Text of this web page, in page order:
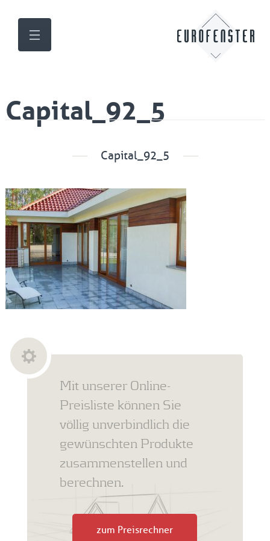
Capital_92_5
Capital_92_5
Mit unserer Online-
Preisliste können Sie
völlig unverbindlich die
gewünschten Produkte
zusammenstellen und
berechnen.
zum Preisrechner